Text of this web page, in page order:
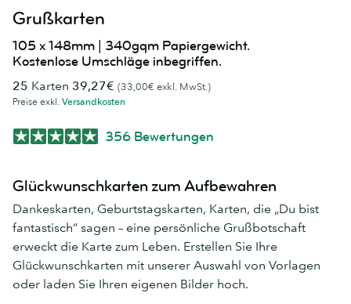
Grußkarten
105 x 148mm | 340gqm Papiergewicht.
Kostenlose Umschläge inbegriffen.
25 Karten 39,27€ (33,00€ exkl. MwSt.)
Preise exkl. Versandkosten
356 Bewertungen
Glückwunschkarten zum Aufbewahren
Dankeskarten, Geburtstagskarten, Karten, die „Du bist
fantastisch“ sagen – eine persönliche Grußbotschaft
erweckt die Karte zum Leben. Erstellen Sie Ihre
Glückwunschkarten mit unserer Auswahl von Vorlagen
oder laden Sie Ihren eigenen Bilder hoch.